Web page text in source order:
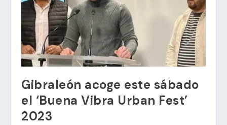
Gibraleón acoge este sábado
el ‘Buena Vibra Urban Fest’
2023